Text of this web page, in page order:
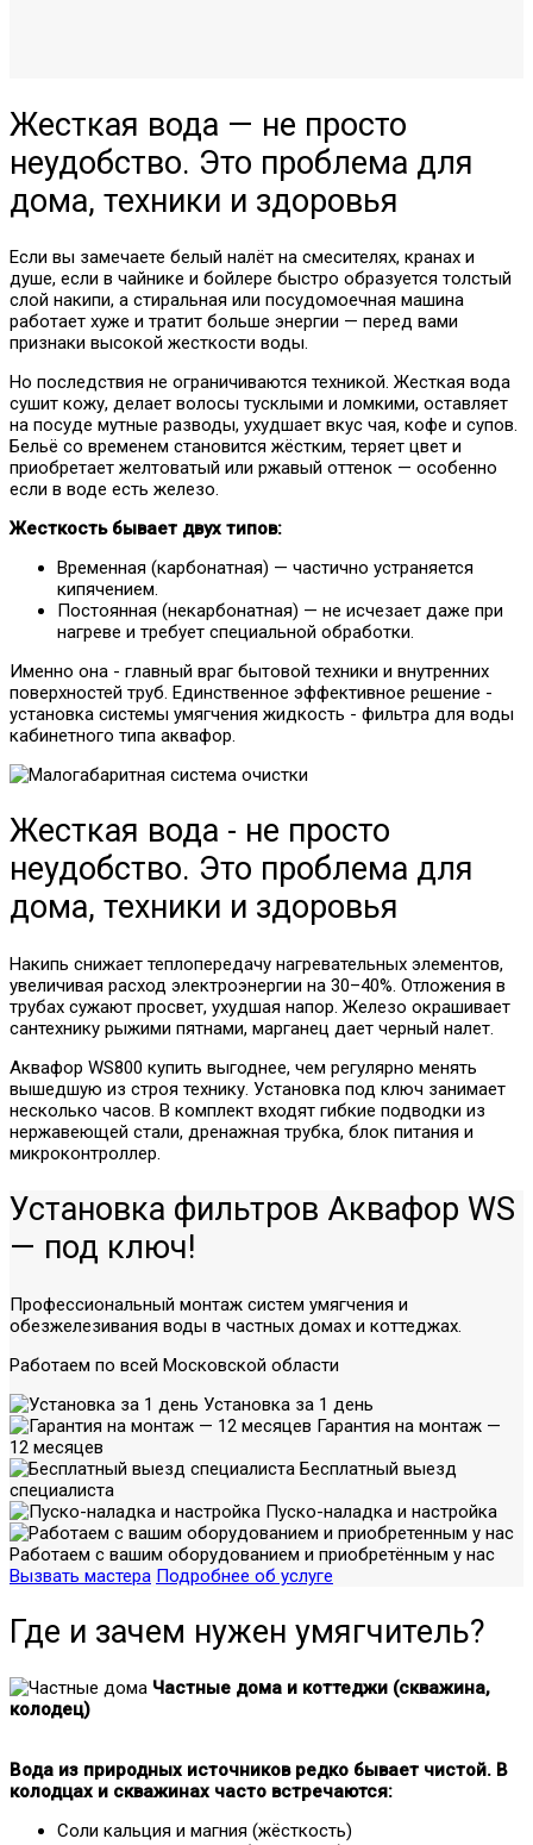
Жесткая вода — не просто
неудобство. Это проблема для
дома, техники и здоровья
Если вы замечаете белый налёт на смесителях, кранах и
душе, если в чайнике и бойлере быстро образуется толстый
слой накипи, а стиральная или посудомоечная машина
работает хуже и тратит больше энергии — перед вами
признаки высокой жесткости воды.
Но последствия не ограничиваются техникой. Жесткая вода
сушит кожу, делает волосы тусклыми и ломкими, оставляет
на посуде мутные разводы, ухудшает вкус чая, кофе и супов.
Бельё со временем становится жёстким, теряет цвет и
приобретает желтоватый или ржавый оттенок — особенно
если в воде есть железо.
Жесткость бывает двух типов:
Временная (карбонатная) — частично устраняется
кипячением.
Постоянная (некарбонатная) — не исчезает даже при
нагреве и требует специальной обработки.
Именно она - главный враг бытовой техники и внутренних
поверхностей труб. Единственное эффективное решение -
установка системы умягчения жидкость - фильтра для воды
кабинетного типа аквафор.
Жесткая вода - не просто
неудобство. Это проблема для
дома, техники и здоровья
Накипь снижает теплопередачу нагревательных элементов,
увеличивая расход электроэнергии на 30–40%. Отложения в
трубах сужают просвет, ухудшая напор. Железо окрашивает
сантехнику рыжими пятнами, марганец дает черный налет.
Аквафор WS800 купить выгоднее, чем регулярно менять
вышедшую из строя технику. Установка под ключ занимает
несколько часов. В комплект входят гибкие подводки из
нержавеющей стали, дренажная трубка, блок питания и
микроконтроллер.
Установка фильтров Аквафор WS
— под ключ!
Профессиональный монтаж систем умягчения и
обезжелезивания воды в частных домах и коттеджах.
Работаем по всей Московской области
Установка за 1 день
Гарантия на монтаж —
12 месяцев
Бесплатный выезд
специалиста
Пуско-наладка и настройка
Работаем с вашим оборудованием и приобретённым у нас
Вызвать мастера Подробнее об услуге
Где и зачем нужен умягчитель?
Частные дома и коттеджи (скважина,
колодец)
Вода из природных источников редко бывает чистой. В
колодцах и скважинах часто встречаются:
Соли кальция и магния (жёсткость)